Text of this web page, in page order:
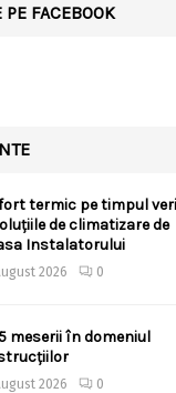
FACEBOOK
termic pe timpul
de climatizare de
Instalatorului
2026 0
meserii în domeniul
2026 0